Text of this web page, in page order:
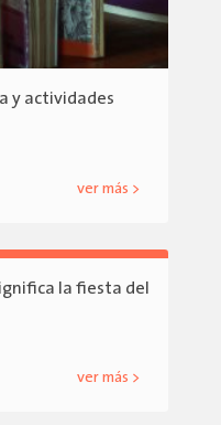
y actividades
ver más >
la fiesta del
ver más >